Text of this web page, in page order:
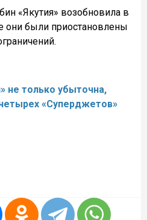
«Якутия» возобновила в
они были приостановлены
не только убыточна,
«Суперджетов»